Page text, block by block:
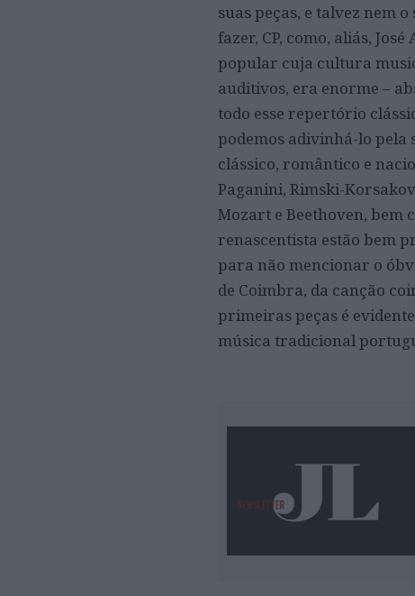
suas peças, e talvez nem
fazer, CP, como, aliás,
popular cuja cultura
auditivos, era enorme –
todo esse repertório
podemos adivinhá-lo pela
clássico, romântico e
Paganini, Rimski-
Mozart e Beethoven, bem
renascentista estão bem
para não mencionar o
de Coimbra, da canção
primeiras peças é
música tradicional